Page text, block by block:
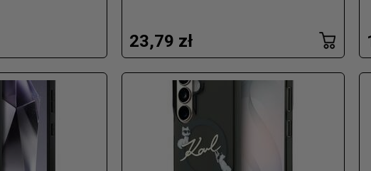
23,79 zł